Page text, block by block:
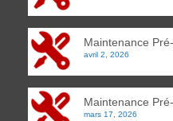
Maintenance
avril 2, 2026
Maintenance
mars 17, 2026